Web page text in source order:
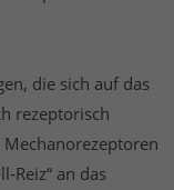
die sich auf das
rezeptorisch
Reiz“ an das